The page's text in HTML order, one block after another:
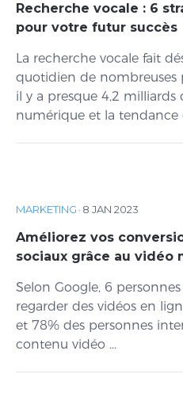
Recherche vocale : 6
pour votre futur succès
La recherche vocale fait
quotidien de nombreuses
il y a presque 4,2 milliards
numérique et la tendance
MARKETING · 8 JAN 2023
Améliorez vos
sociaux grâce au vidéo
Selon Google, 6
regarder des vidéos en
et 78% des personnes
contenu vidéo ...